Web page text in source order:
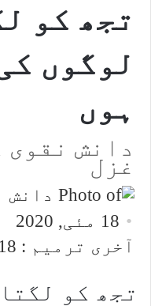
تجھ کو
لوگوں
ہوں
دانش نقوی
غزل
18 مئی, 2020
آخری ترمیم : 18 مئی, 2020
تجھ کو